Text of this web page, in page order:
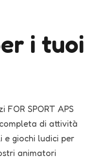
i tuoi
FOR SPORT APS
di attività
e giochi ludici per
animatori